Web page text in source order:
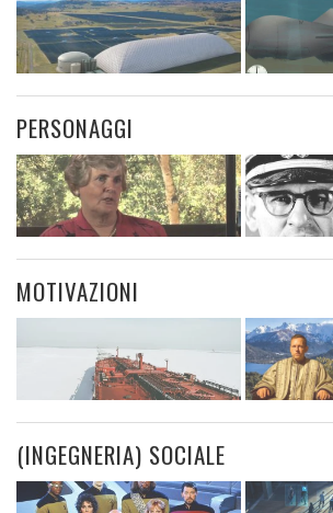
PERSONAGGI
MOTIVAZIONI
(INGEGNERIA) SOCIALE